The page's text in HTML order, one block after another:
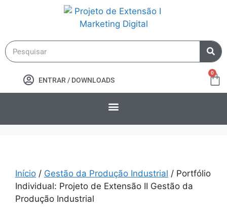
ENTRAR / DOWNLOADS
0
Início / Gestão da Produção Industrial / Portfólio
Individual: Projeto de Extensão II Gestão da
Produção Industrial